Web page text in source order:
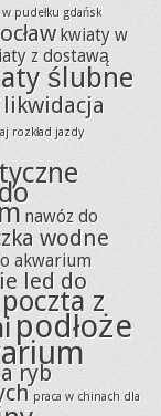
w pudełku gdańsk
kwiaty w
z dostawą
ślubne
likwidacja
rozkład jazdy
nawóz do
wodne
akwarium
led do
poczta z
podłoże
ryb
praca w chinach dla